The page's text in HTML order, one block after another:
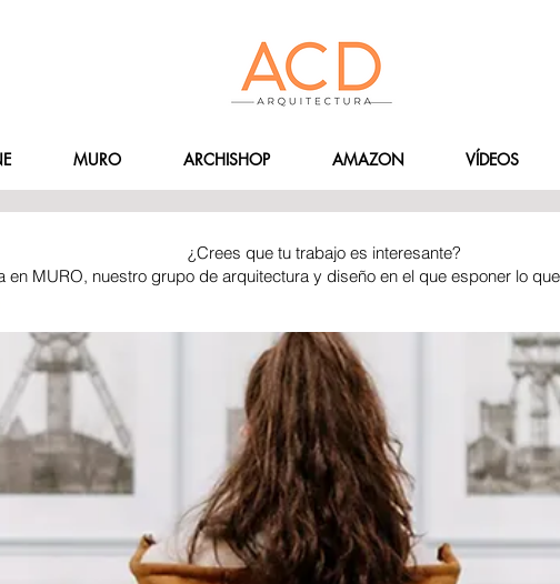
MURO ARCHISHOP AMAZON VÍDEOS
¿Crees que tu trabajo es interesante?
en MURO, nuestro grupo de arquitectura y diseño en el que esponer lo